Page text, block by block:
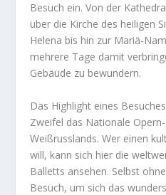
Besuch ein. Von der
über die Kirche des heiligen
Helena bis hin zur Mariä-
mehrere Tage damit
Gebäude zu bewundern.
Das Highlight eines
Zweifel das Nationale
Weißrusslands. Wer einen
will, kann sich hier die
Balletts ansehen. Selbst
Besuch, um sich das